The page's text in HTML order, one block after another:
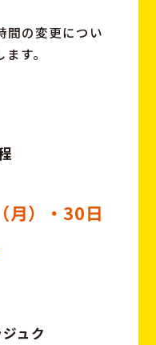
間の変更につい
す。
月）・30日
ュク